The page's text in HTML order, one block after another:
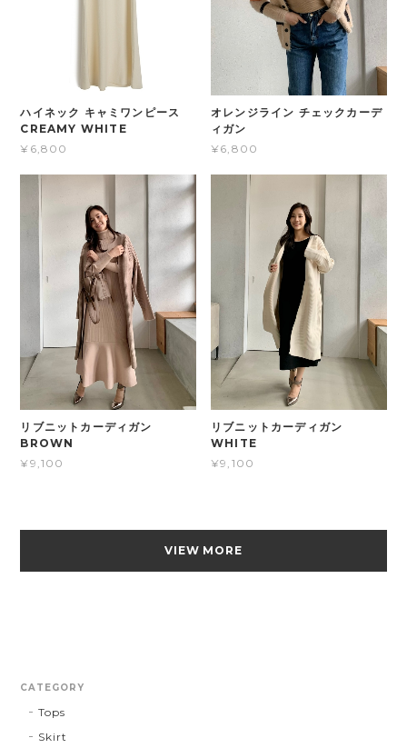
ハイネック キャミワンピース
CREAMY WHITE
¥6,800
オレンジライン チェックカーデ
ィガン
¥6,800
リブニットカーディガン
BROWN
¥9,100
リブニットカーディガン
WHITE
¥9,100
VIEW MORE
CATEGORY
Tops
Skirt